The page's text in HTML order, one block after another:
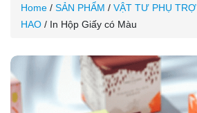
Home / SẢN PHẨM / VẬT TƯ PHỤ TRỢ
HAO / In Hộp Giấy có Màu